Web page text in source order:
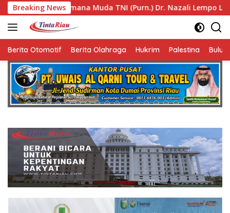
Langsung
ke
konten
Breaking News
TNI (Purn.) Dr. Nazali Lempo Layak Dipertimbangkan
Berita Otomotif Berita Olahraga Hukrim Palestina